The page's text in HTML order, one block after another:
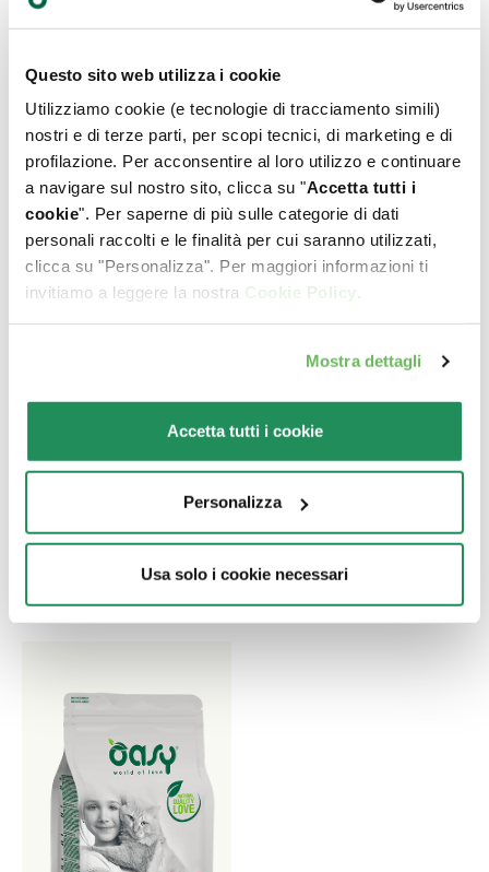
Questo sito web utilizza i cookie
Utilizziamo cookie (e tecnologie di tracciamento simili)
nostri e di terze parti, per scopi tecnici, di marketing e di
profilazione. Per acconsentire al loro utilizzo e continuare
a navigare sul nostro sito, clicca su "Accetta tutti i
cookie". Per saperne di più sulle categorie di dati
personali raccolti e le finalità per cui saranno utilizzati,
clicca su "Personalizza". Per maggiori informazioni ti
invitiamo a leggere la nostra Cookie Policy.
Mostra dettagli
Accetta tutti i cookie
Personalizza
Usa solo i cookie necessari
CREAMY BISCUITS •
Biscotti Cremosi con
Agnello
per gatti adulti, ideale
anche per gatti sterilizzati.
LETTIERA VEGETALE
• PEAS GREEN TEA
gatti ai Piselli -
profumazione al Tè Verde